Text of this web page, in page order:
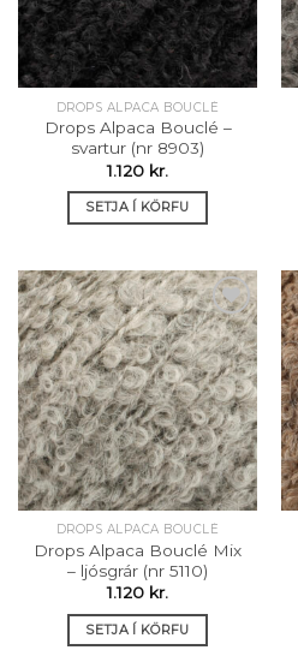
DROPS ALPACA BOUCLÉ
Drops Alpaca Bouclé –
svartur (nr 8903)
1.120 kr.
SETJA Í KÖRFU
Setja á
óskalista
DROPS ALPACA BOUCLÉ
Drops Alpaca Bouclé Mix
– ljósgrár (nr 5110)
1.120 kr.
SETJA Í KÖRFU